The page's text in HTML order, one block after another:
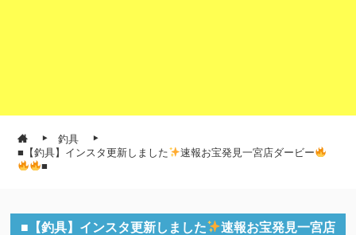
釣具
■【釣具】インスタ更新しました
速報お宝発見一宮店ダービー
■
■【釣具】インスタ更新しました
速報お宝発見一宮店